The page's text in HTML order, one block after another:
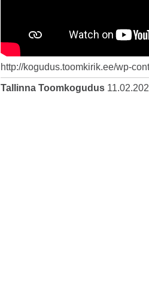
http://kogudus.toomkirik.ee/wp-
Tallinna Toomkogudus